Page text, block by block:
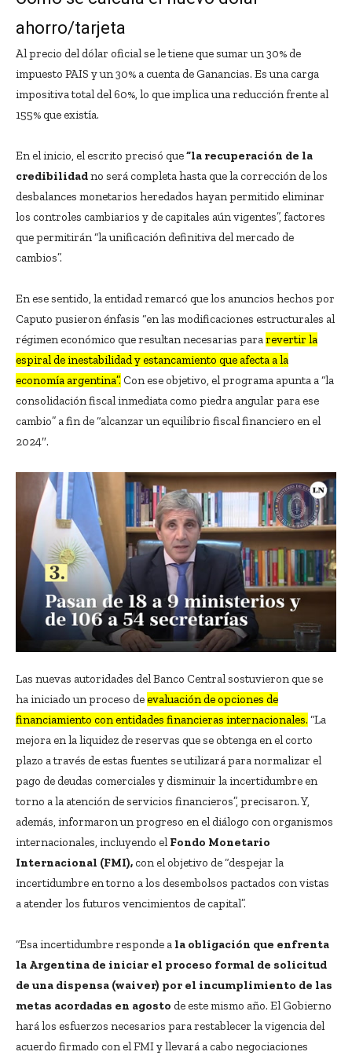
ahorro/tarjeta
Al precio del dólar oficial se le tiene que sumar un 30% de
impuesto PAIS y un 30% a cuenta de Ganancias. Es una carga
impositiva total del 60%, lo que implica una reducción frente al
155% que existía.
En el inicio, el escrito precisó que“la recuperación de la
credibilidadno será completa hasta que la corrección de los
desbalances monetarios heredados hayan permitido eliminar
los controles cambiarios y de capitales aún vigentes”, factores
que permitirán “la unificación definitiva del mercado de
cambios”.
En ese sentido, la entidad remarcó que los anuncios hechos por
Caputo pusieron énfasis “en las modificaciones estructurales al
régimen económico que resultan necesarias pararevertir la
espiral de inestabilidad y estancamiento que afecta a la
economía argentina”. Con ese objetivo, el programa apunta a “la
consolidación fiscal inmediata como piedra angular para ese
cambio” a fin de “alcanzar un equilibrio fiscal financiero en el
2024″.
Las nuevas autoridades del Banco Central sostuvieron que se
ha iniciado un proceso deevaluación de opciones de
financiamiento con entidades financieras internacionales. “La
mejora en la liquidez de reservas que se obtenga en el corto
plazo a través de estas fuentes se utilizará para normalizar el
pago de deudas comerciales y disminuir la incertidumbre en
torno a la atención de servicios financieros”, precisaron. Y,
además, informaron un progreso en el diálogo con organismos
internacionales, incluyendo elFondo Monetario
Internacional (FMI), con el objetivo de “despejar la
incertidumbre en torno a los desembolsos pactados con vistas
a atender los futuros vencimientos de capital”.
“Esa incertidumbre responde a la obligación que enfrenta
la Argentina de iniciar el proceso formal de solicitud
de una dispensa (waiver) por el incumplimiento de las
metas acordadas en agosto de este mismo año. El Gobierno
hará los esfuerzos necesarios para restablecer la vigencia del
acuerdo firmado con el FMI y llevará a cabo negociaciones